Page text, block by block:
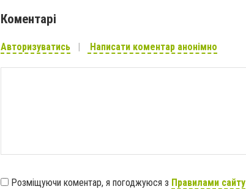
Коментарі
Авторизуватись Написати коментар анонімно
Розміщуючи коментар, я погоджуюся з Правилами сайту